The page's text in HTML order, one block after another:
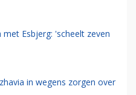
Esbjerg: 'scheelt zeven
in wegens zorgen over